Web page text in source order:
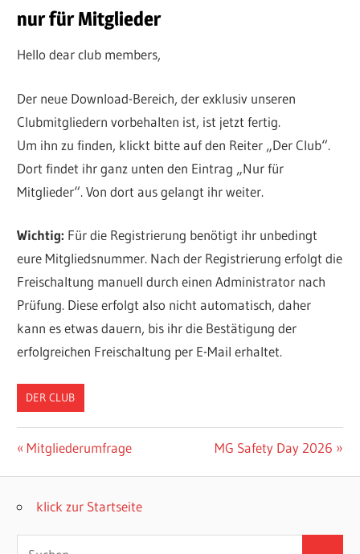
nur für Mitglieder
Hello dear club members,
Der neue Download-Bereich, der exklusiv unseren
Clubmitgliedern vorbehalten ist, ist jetzt fertig.
Um ihn zu finden, klickt bitte auf den Reiter „Der Club“.
Dort findet ihr ganz unten den Eintrag „Nur für
Mitglieder“. Von dort aus gelangt ihr weiter.
Wichtig: Für die Registrierung benötigt ihr unbedingt
eure Mitgliedsnummer. Nach der Registrierung erfolgt die
Freischaltung manuell durch einen Administrator nach
Prüfung. Diese erfolgt also nicht automatisch, daher
kann es etwas dauern, bis ihr die Bestätigung der
erfolgreichen Freischaltung per E-Mail erhaltet.
DER CLUB
Beitragsnavigation
Vorheriger
Mitgliederumfrage
Nächster
MG Safety Day 2026
klick zur Startseite